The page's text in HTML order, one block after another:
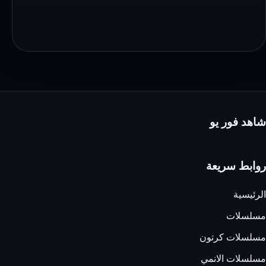
شاهد فور يو
روابط سريعة
الرئيسية
مسلسلات
مسلسلات كرتون
مسلسلات الانمي